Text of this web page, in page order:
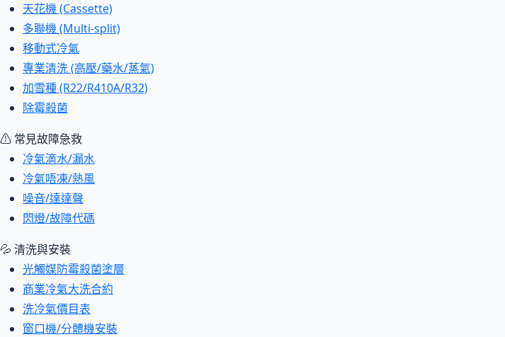
天花機 (Cassette)
多聯機 (Multi-split)
移動式冷氣
專業清洗 (高壓/藥水/蒸氣)
加雪種 (R22/R410A/R32)
除霉殺菌
⚠ 常見故障急救
冷氣滴水/漏水
冷氣唔凍/熱風
噪音/達達聲
閃燈/故障代碼
💦 清洗與安裝
光觸媒防霉殺菌塗層
商業冷氣大洗合約
洗冷氣價目表
窗口機/分體機安裝